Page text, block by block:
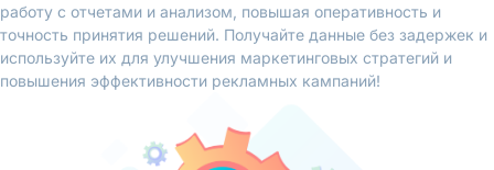
работу с отчетами и анализом, повышая оперативность и
точность принятия решений. Получайте данные без задержек и
используйте их для улучшения маркетинговых стратегий и
повышения эффективности рекламных кампаний!